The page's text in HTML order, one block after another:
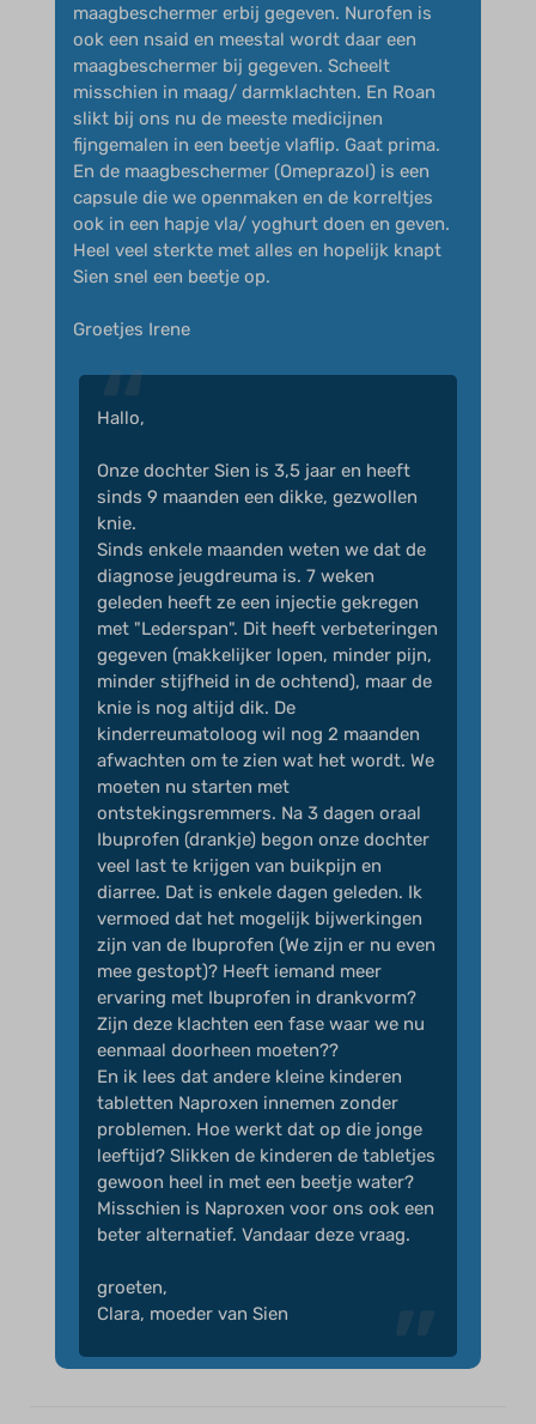
maagbeschermer erbij gegeven. Nurofen is
ook een nsaid en meestal wordt daar een
maagbeschermer bij gegeven. Scheelt
misschien in maag/ darmklachten. En Roan
slikt bij ons nu de meeste medicijnen
fijngemalen in een beetje vlaflip. Gaat prima.
En de maagbeschermer (Omeprazol) is een
capsule die we openmaken en de korreltjes
ook in een hapje vla/ yoghurt doen en geven.
Heel veel sterkte met alles en hopelijk knapt
Sien snel een beetje op.
Groetjes Irene
Hallo,
Onze dochter Sien is 3,5 jaar en heeft
sinds 9 maanden een dikke, gezwollen
knie.
Sinds enkele maanden weten we dat de
diagnose jeugdreuma is. 7 weken
geleden heeft ze een injectie gekregen
met "Lederspan". Dit heeft verbeteringen
gegeven (makkelijker lopen, minder pijn,
minder stijfheid in de ochtend), maar de
knie is nog altijd dik. De
kinderreumatoloog wil nog 2 maanden
afwachten om te zien wat het wordt. We
moeten nu starten met
ontstekingsremmers. Na 3 dagen oraal
Ibuprofen (drankje) begon onze dochter
veel last te krijgen van buikpijn en
diarree. Dat is enkele dagen geleden. Ik
vermoed dat het mogelijk bijwerkingen
zijn van de Ibuprofen (We zijn er nu even
mee gestopt)? Heeft iemand meer
ervaring met Ibuprofen in drankvorm?
Zijn deze klachten een fase waar we nu
eenmaal doorheen moeten??
En ik lees dat andere kleine kinderen
tabletten Naproxen innemen zonder
problemen. Hoe werkt dat op die jonge
leeftijd? Slikken de kinderen de tabletjes
gewoon heel in met een beetje water?
Misschien is Naproxen voor ons ook een
beter alternatief. Vandaar deze vraag.
groeten,
Clara, moeder van Sien